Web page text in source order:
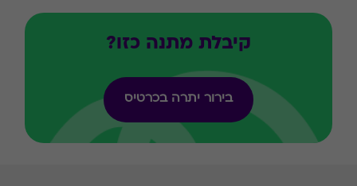
קיבלת מתנה כזו?
בירור יתרה בכרטיס